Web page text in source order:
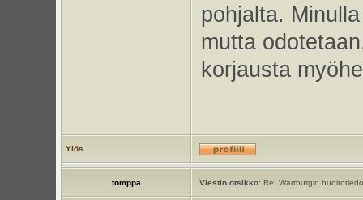
pohjalta.
mutta
korjausta
Ylös
tomppa Viestin otsikko:Re: Wartburgin